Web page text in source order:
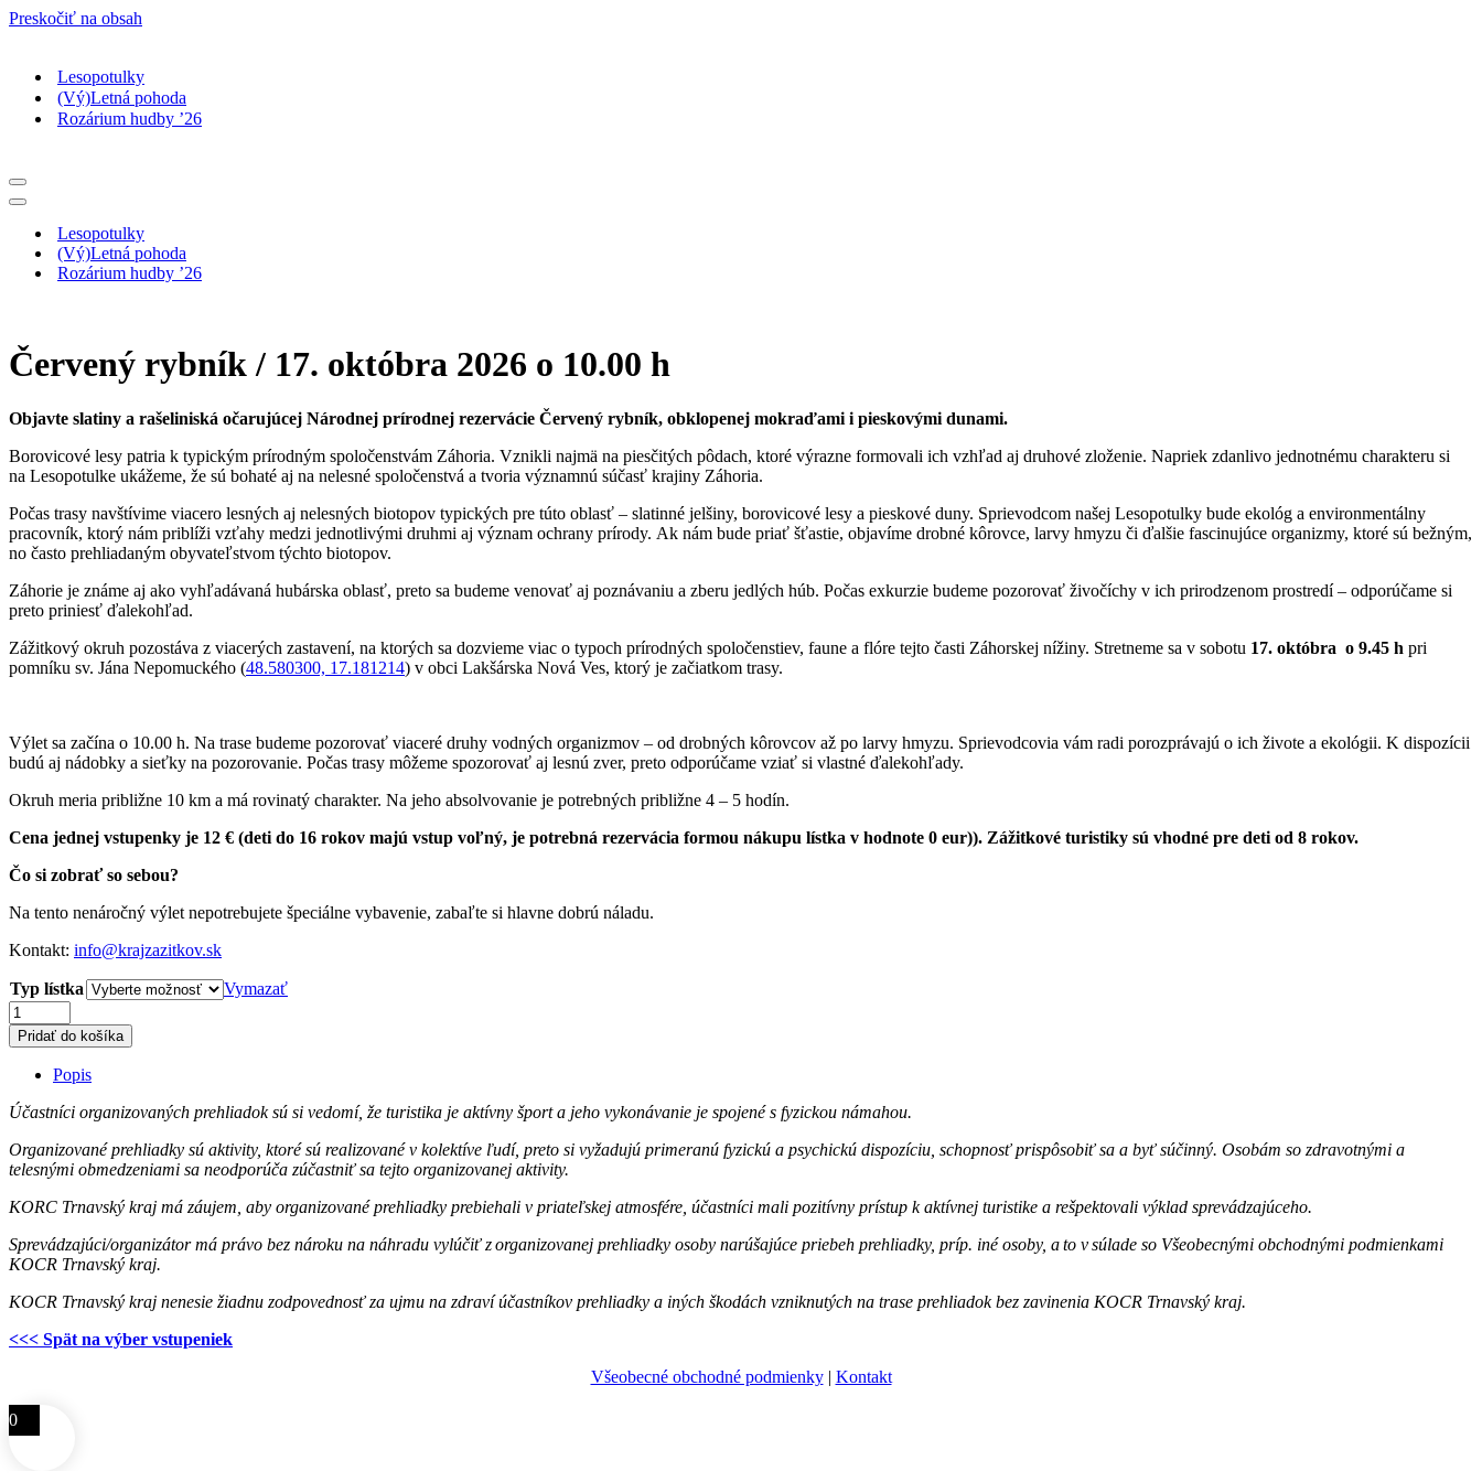
Preskočiť na obsah
Lesopotulky
(Vý)Letná pohoda
Rozárium hudby ’26
Menu
navigácie
Menu
navigácieLesopotulky
(Vý)Letná pohoda
Rozárium hudby ’26
Červený rybník / 17. októbra 2026 o 10.00 h
Objavte slatiny a rašeliniská očarujúcej Národnej prírodnej rezervácie Červený rybník, obklopenej mokraďami i pieskovými dunami.
Borovicové lesy patria k typickým prírodným spoločenstvám Záhoria. Vznikli najmä na piesčitých pôdach, ktoré výrazne formovali ich vzhľad aj druhové zloženie. Napriek zdanlivo jednotnému charakteru si
na Lesopotulke ukážeme, že sú bohaté aj na nelesné spoločenstvá a tvoria významnú súčasť krajiny Záhoria.
Počas trasy navštívime viacero lesných aj nelesných biotopov typických pre túto oblasť – slatinné jelšiny, borovicové lesy a pieskové duny. Sprievodcom našej Lesopotulky bude ekológ a environmentálny
pracovník, ktorý nám priblíži vzťahy medzi jednotlivými druhmi aj význam ochrany prírody. Ak nám bude priať šťastie, objavíme drobné kôrovce, larvy hmyzu či ďalšie fascinujúce organizmy, ktoré sú bežným,
no často prehliadaným obyvateľstvom týchto biotopov.
Záhorie je známe aj ako vyhľadávaná hubárska oblasť, preto sa budeme venovať aj poznávaniu a zberu jedlých húb. Počas exkurzie budeme pozorovať živočíchy v ich prirodzenom prostredí – odporúčame si
preto priniesť ďalekohľad.
Zážitkový okruh pozostáva z viacerých zastavení, na ktorých sa dozvieme viac o typoch prírodných spoločenstiev, faune a flóre tejto časti Záhorskej nížiny. Stretneme sa v sobotu 17. októbra o 9.45 h pri
pomníku sv. Jána Nepomuckého (48.580300, 17.181214) v obci Lakšárska Nová Ves, ktorý je začiatkom trasy.
Výlet sa začína o 10.00 h. Na trase budeme pozorovať viaceré druhy vodných organizmov – od drobných kôrovcov až po larvy hmyzu. Sprievodcovia vám radi porozprávajú o ich živote a ekológii. K dispozícii
budú aj nádobky a sieťky na pozorovanie. Počas trasy môžeme spozorovať aj lesnú zver, preto odporúčame vziať si vlastné ďalekohľady.
Okruh meria približne 10 km a má rovinatý charakter. Na jeho absolvovanie je potrebných približne 4 – 5 hodín.
Cena jednej vstupenky je 12 € (deti do 16 rokov majú vstup voľný, je potrebná rezervácia formou nákupu lístka v hodnote 0 eur)). Zážitkové turistiky sú vhodné pre deti od 8 rokov.
Čo si zobrať so sebou?
Na tento nenáročný výlet nepotrebujete špeciálne vybavenie, zabaľte si hlavne dobrú náladu.
Kontakt: info@krajzazitkov.sk
Typ lístka
Vymazať
množstvo
Červený
rybník
októbra
o
10.00
Pridať do košíka
Popis
Účastníci organizovaných prehliadok sú si vedomí, že turistika je aktívny šport a jeho vykonávanie je spojené s fyzickou námahou.
Organizované prehliadky sú aktivity, ktoré sú realizované v kolektíve ľudí, preto si vyžadujú primeranú fyzickú a psychickú dispozíciu, schopnosť prispôsobiť sa a byť súčinný. Osobám so zdravotnými a
telesnými obmedzeniami sa neodporúča zúčastniť sa tejto organizovanej aktivity.
KORC Trnavský kraj má záujem, aby organizované prehliadky prebiehali v priateľskej atmosfére, účastníci mali pozitívny prístup k aktívnej turistike a rešpektovali výklad sprevádzajúceho.
Sprevádzajúci/organizátor má právo bez nároku na náhradu vylúčiť z organizovanej prehliadky osoby narúšajúce priebeh prehliadky, príp. iné osoby, a to v súlade so Všeobecnými obchodnými podmienkami
KOCR Trnavský kraj.
KOCR Trnavský kraj nenesie žiadnu zodpovednosť za ujmu na zdraví účastníkov prehliadky a iných škodách vzniknutých na trase prehliadok bez zavinenia KOCR Trnavský kraj.
<<< Spät na výber vstupeniek
Všeobecné obchodné podmienky| Kontakt
0